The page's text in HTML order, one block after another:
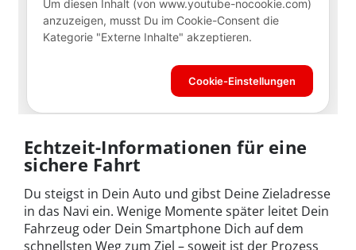
Echtzeit-Informationen für eine
sichere Fahrt
Du steigst in Dein Auto und gibst Deine Zieladresse
in das Navi ein. Wenige Momente später leitet Dein
Fahrzeug oder Dein Smartphone Dich auf dem
schnellsten Weg zum Ziel – soweit ist der Prozess